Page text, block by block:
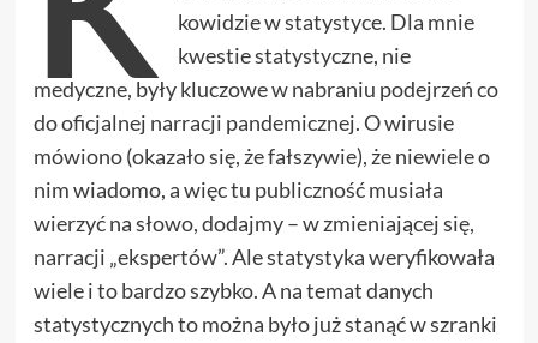
kowidzie w statystyce. Dla mnie
kwestie statystyczne, nie
medyczne, były kluczowe w nabraniu podejrzeń co
do oficjalnej narracji pandemicznej. O wirusie
mówiono (okazało się, że fałszywie), że niewiele o
nim wiadomo, a więc tu publiczność musiała
wierzyć na słowo, dodajmy – w zmieniającej się,
narracji „ekspertów”. Ale statystyka weryfikowała
wiele i to bardzo szybko. A na temat danych
statystycznych to można było już stanąć w szranki